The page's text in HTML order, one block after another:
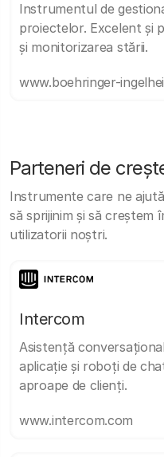
Instrumentul de
proiectelor. Excelent și
și monitorizarea stării.
www.boehringer-
Parteneri de
Instrumente care ne
să sprijinim și să creștem
utilizatorii noștri.
Intercom
Asistență
aplicație și roboți de
aproape de clienți.
www.intercom.com